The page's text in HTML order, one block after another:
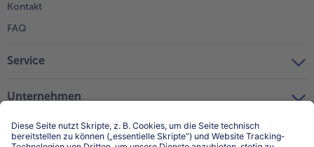
Kontakt
FAQ
Service
Unternehmen
Über uns